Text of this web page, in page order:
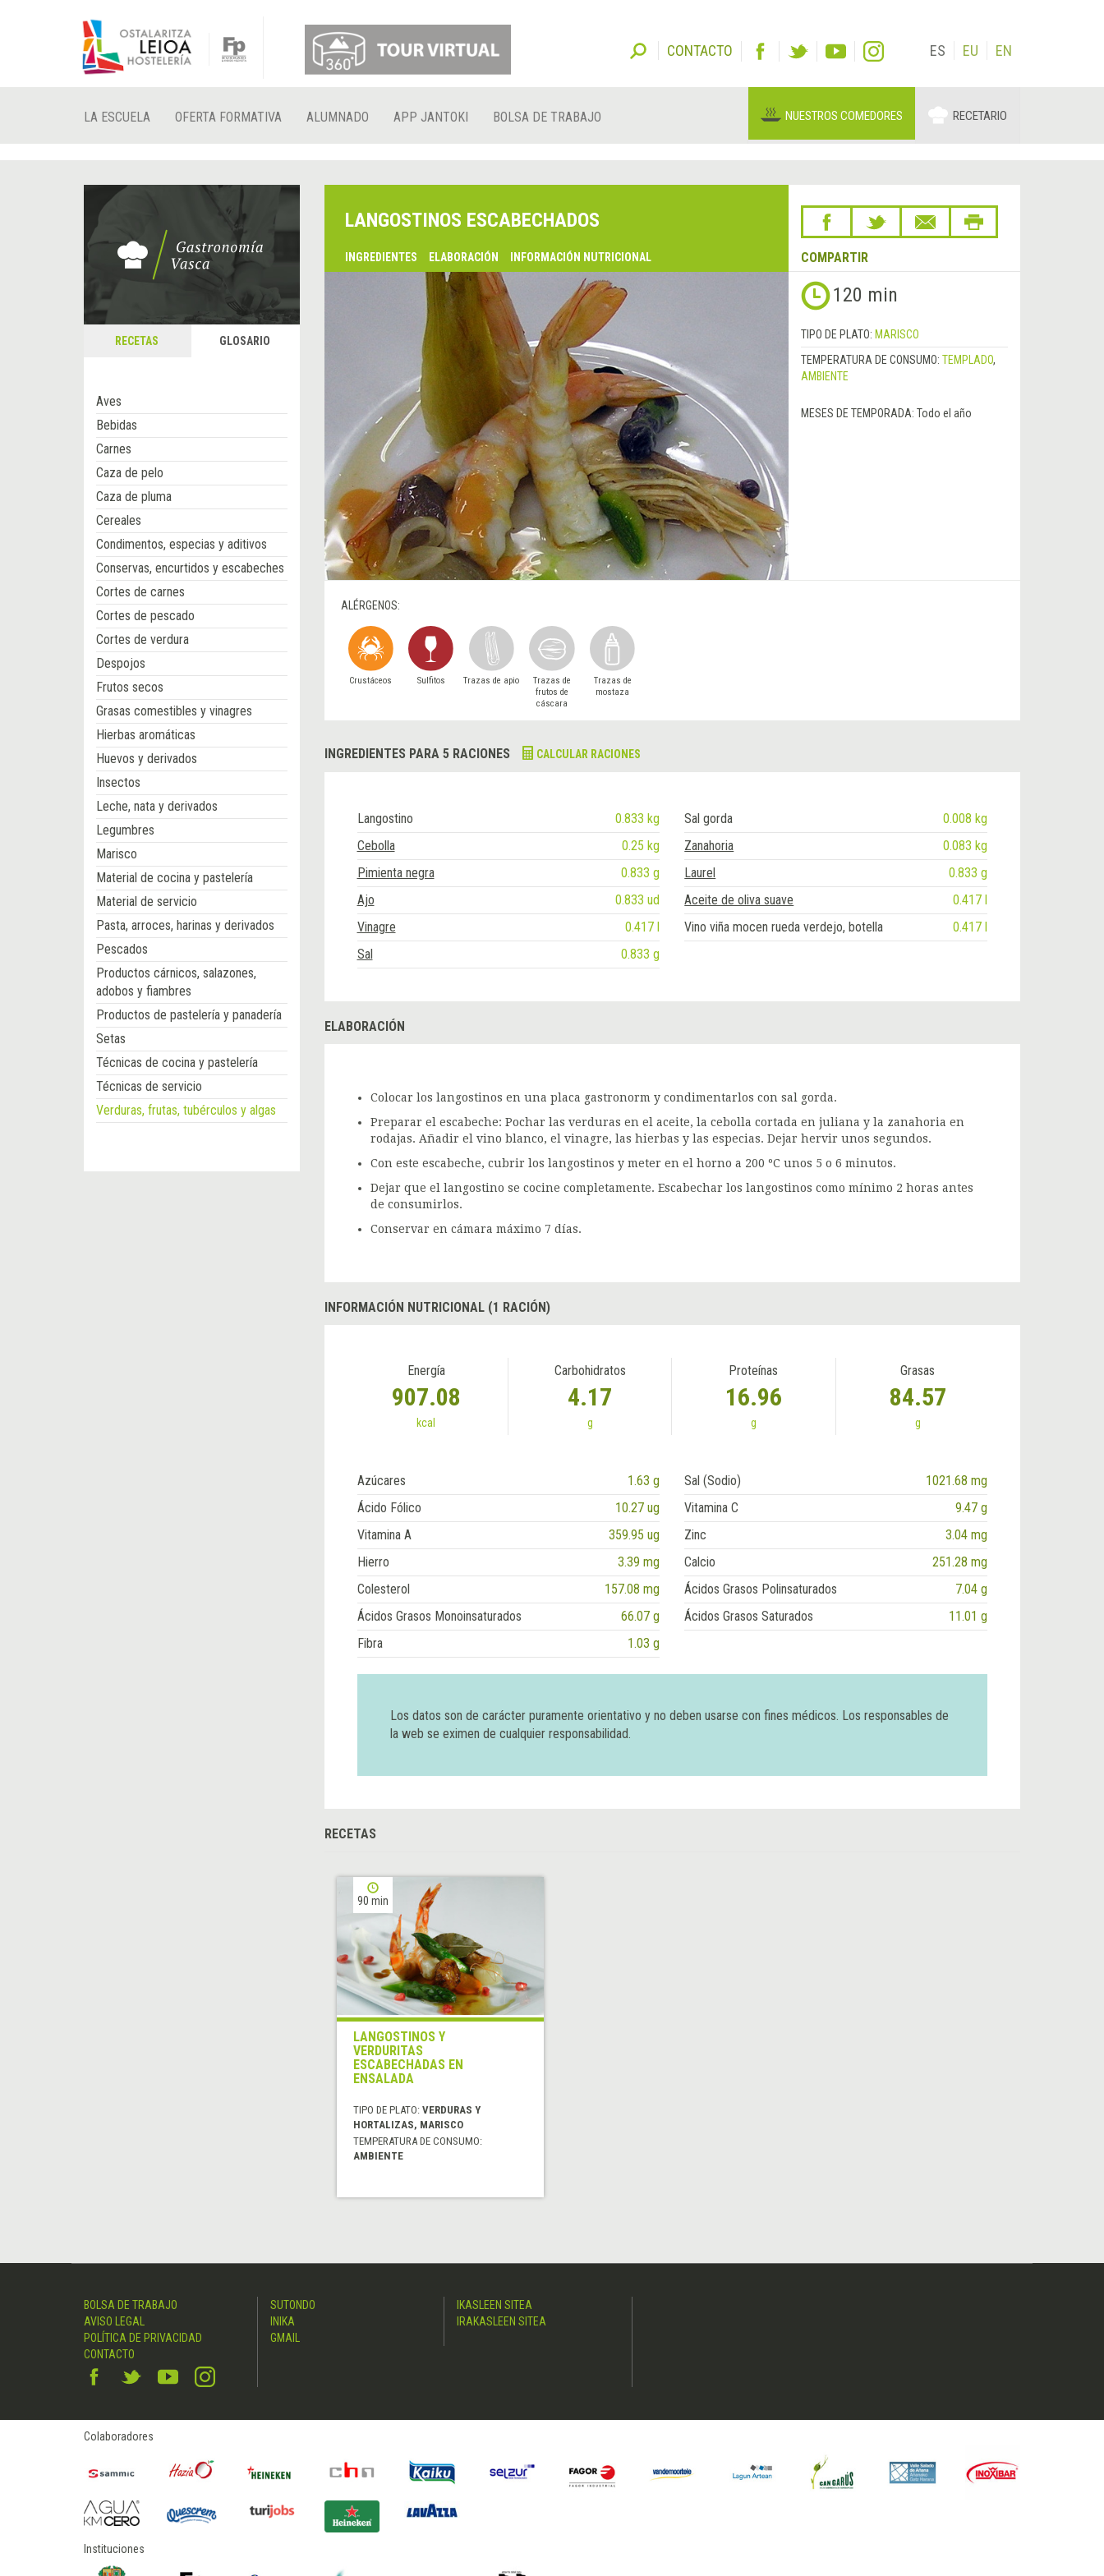
CONTACTO ES EU EN
LA ESCUELA OFERTA FORMATIVA ALUMNADO APP JANTOKI BOLSA DE TRABAJO NUESTROS COMEDORES RECETARIO
RECETAS GLOSARIO
Aves
Bebidas
Carnes
Caza de pelo
Caza de pluma
Cereales
Condimentos, especias y aditivos
Conservas, encurtidos y escabeches
Cortes de carnes
Cortes de pescado
Cortes de verdura
Despojos
Frutos secos
Grasas comestibles y vinagres
Hierbas aromáticas
Huevos y derivados
Insectos
Leche, nata y derivados
Legumbres
Marisco
Material de cocina y pastelería
Material de servicio
Pasta, arroces, harinas y derivados
Pescados
Productos cárnicos, salazones,
adobos y fiambres
Productos de pastelería y panadería
Setas
Técnicas de cocina y pastelería
Técnicas de servicio
Verduras, frutas, tubérculos y algas
LANGOSTINOS ESCABECHADOS
INGREDIENTES ELABORACIÓN INFORMACIÓN NUTRICIONAL COMPARTIR
120 min
TIPO DE PLATO: MARISCO
TEMPERATURA DE CONSUMO: TEMPLADO,
AMBIENTE
MESES DE TEMPORADA: Todo el año
ALÉRGENOS:
Crustáceos Sulfitos Trazas de apio
Trazas de
frutos de
cáscara
Trazas de
mostaza
INGREDIENTES PARA 5 RACIONES CALCULAR RACIONES
Langostino 0.833 kg Sal gorda
0.008 kg
Cebolla
0.25 kg Zanahoria
0.083 kg
Pimienta negra
0.833 g Laurel
0.833 g
Ajo
0.833 ud Aceite de oliva suave
0.417 l
Vinagre
0.417 l Vino viña mocen rueda verdejo, botella
0.417 l
Sal
0.833 g
ELABORACIÓN
Colocar los langostinos en una placa gastronorm y condimentarlos con sal gorda.
Preparar el escabeche: Pochar las verduras en el aceite, la cebolla cortada en juliana y la zanahoria en
rodajas. Añadir el vino blanco, el vinagre, las hierbas y las especias. Dejar hervir unos segundos.
Con este escabeche, cubrir los langostinos y meter en el horno a 200 ºC unos 5 o 6 minutos.
Dejar que el langostino se cocine completamente. Escabechar los langostinos como mínimo 2 horas antes
de consumirlos.
Conservar en cámara máximo 7 días.
INFORMACIÓN NUTRICIONAL (1 RACIÓN)
Energía
907.08
kcal
Carbohidratos
4.17
g
Proteínas
16.96
g
Grasas
84.57
g
Azúcares 1.63 g Sal (Sodio)
1021.68 mg
Ácido Fólico
10.27 ug Vitamina C
9.47 g
Vitamina A
359.95 ug Zinc
3.04 mg
Hierro
3.39 mg Calcio
251.28 mg
Colesterol
157.08 mg Ácidos Grasos Polinsaturados
7.04 g
Ácidos Grasos Monoinsaturados
66.07 g Ácidos Grasos Saturados
11.01 g
Fibra
1.03 g
Los datos son de carácter puramente orientativo y no deben usarse con fines médicos. Los responsables de
la web se eximen de cualquier responsabilidad.
RECETAS
90 min
LANGOSTINOS Y
VERDURITAS
ESCABECHADAS EN
ENSALADA
TIPO DE PLATO: VERDURAS Y
HORTALIZAS, MARISCO
TEMPERATURA DE CONSUMO:
AMBIENTE
BOLSA DE TRABAJO
AVISO LEGAL
POLÍTICA DE PRIVACIDAD
CONTACTO
SUTONDO
INIKA
GMAIL
IKASLEEN SITEA
IRAKASLEEN SITEA
Colaboradores
Instituciones